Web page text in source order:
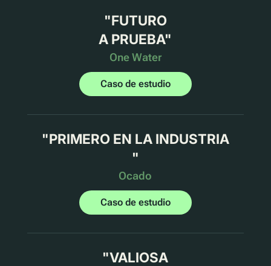
"FUTURO
A PRUEBA"
One Water
Caso de estudio
"PRIMERO EN LA INDUSTRIA
"
Ocado
Caso de estudio
"VALIOSA